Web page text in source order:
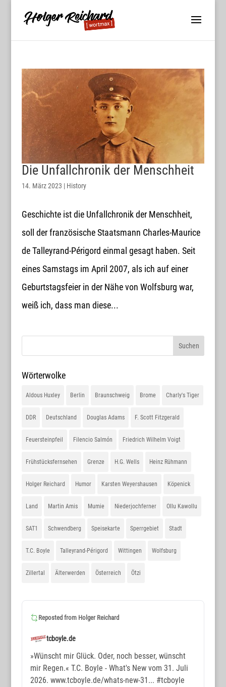
Die Unfallchronik der Menschheit
14. März 2023 | History
Geschichte ist die Unfallchronik der Menschheit,
soll der französische Staatsmann Charles-Maurice
de Talleyrand-Périgord einmal gesagt haben. Seit
eines Samstags im April 2007, als ich auf einer
Geburtstagsfeier in der Nähe von Wolfsburg war,
weiß ich, dass man diese...
Wörterwolke
Aldous Huxley Berlin Braunschweig Brome Charly's Tiger
DDR Deutschland Douglas Adams F. Scott Fitzgerald
Feuersteinpfeil Filencio Salmón Friedrich Wilhelm Voigt
Frühstücksfernsehen Grenze H.G. Wells Heinz Rühmann
Holger Reichard Humor Karsten Weyershausen Köpenick
Land Martin Amis Mumie Niederjochferner Ollu Kawollu
SAT1 Schwendberg Speisekarte Sperrgebiet Stadt
T.C. Boyle Talleyrand-Périgord Wittingen Wolfsburg
Zillertal Älterwerden Österreich Ötzi
Reposted from Holger Reichard
tcboyle.de
»Wünscht mir Glück. Oder, noch besser, wünscht
mir Regen.« T.C. Boyle - What's New vom 31. Juli
2026. www.tcboyle.de/whats-new-31... #tcboyle